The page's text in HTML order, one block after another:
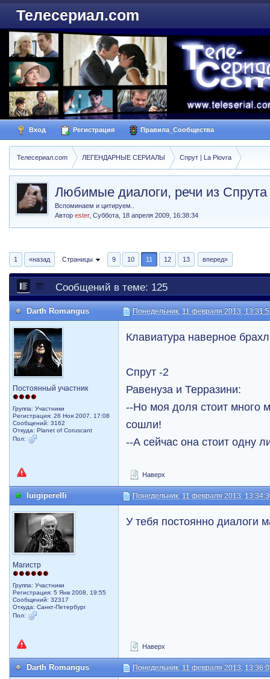
Телесериал.com
Вход Регистрация Правила_Сообщества
Телесериал.com ЛЕГЕНДАРНЫЕ СЕРИАЛЫ Спрут | La Piovra
Любимые диалоги, речи из Спрута
Вспоминаем и цитируем..
Авторester,Суббота, 18 апреля 2009, 16:38:34
1 «назад Страницы 9 10 11 12 13 вперед»
Сообщений в теме: 125
Darth Romangus Понедельник, 11 февраля 2013,
Постоянный участник
Группа: Участники
Регистрация: 26 Ноя 2007, 17:08
Сообщений: 3162
Откуда: Planet of Coruscant
Пол:
Клавиатура наверное
Спрут -2
Равенуза и Терразини:
--Но моя доля стоит много
сошли!
--А сейчас она стоит одну
Наверх
luigiperelli Понедельник, 11 февраля 2013,
Магистр
Группа: Участники
Регистрация: 5 Янв 2008, 19:55
Сообщений: 32317
Откуда: Санкт-Петербург
Пол:
У тебя постоянно диалоги
Наверх
Darth Romangus Понедельник, 11 февраля 2013,